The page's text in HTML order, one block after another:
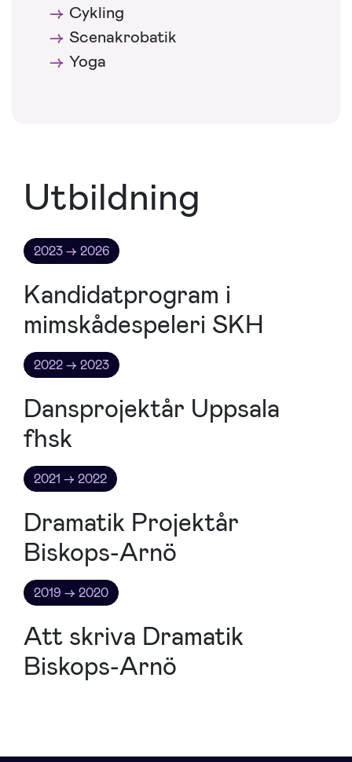
Cykling
Scenakrobatik
Yoga
Utbildning
2023 → 2026
Kandidatprogram i
mimskådespeleri SKH
2022 → 2023
Dansprojektår Uppsala
fhsk
2021 → 2022
Dramatik Projektår
Biskops-Arnö
2019 → 2020
Att skriva Dramatik
Biskops-Arnö